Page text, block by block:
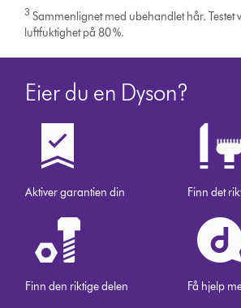
3 Sammenlignet med ubehandlet hår. Testet
luftfuktighet på 80 %.
Eier du en Dyson?
Aktiver garantien din Finn det
Finn den riktige delen Få hjelp